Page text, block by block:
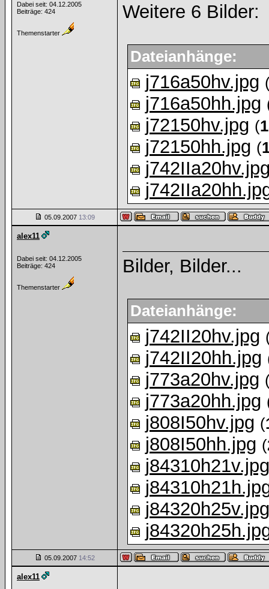
Dabei seit: 04.12.2005
Beiträge: 424
Themenstarter
Weitere 6 Bilder:
Dateianhänge:
j716a50hv.jpg
j716a50hh.jpg
j72150hv.jpg (
j72150hh.jpg (
05.09.2007 13:09
alex11
Dabei seit: 04.12.2005
Beiträge: 424
Themenstarter
Bilder, Bilder...
Dateianhänge:
j742II20hv.jpg
j742II20hh.jpg
j773a20hv.jpg
j773a20hh.jpg
j808I50hv.jpg (
j808I50hh.jpg (
j84310h21v.jpg
j84320h25v.jpg
05.09.2007 14:52
alex11